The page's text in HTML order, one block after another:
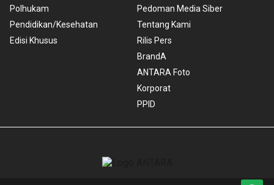
Polhukam
Pendidikan/Kesehatan
Edisi Khusus
Pedoman Media Siber
Tentang Kami
Rilis Pers
BrandA
ANTARA Foto
Korporat
PPID